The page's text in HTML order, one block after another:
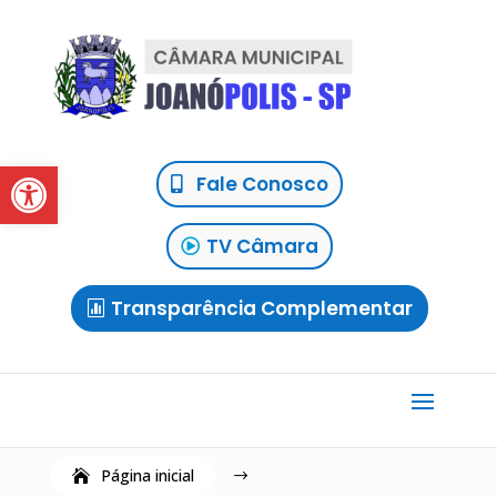
Abrir a barra de ferramentasFale Conosco
TV Câmara
Transparência Complementar
Página inicial $